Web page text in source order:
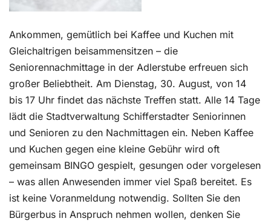
Ankommen, gemütlich bei Kaffee und Kuchen mit
Gleichaltrigen beisammensitzen – die
Seniorennachmittage in der Adlerstube erfreuen sich
großer Beliebtheit. Am Dienstag, 30. August, von 14
bis 17 Uhr findet das nächste Treffen statt. Alle 14 Tage
lädt die Stadtverwaltung Schifferstadter Seniorinnen
und Senioren zu den Nachmittagen ein. Neben Kaffee
und Kuchen gegen eine kleine Gebühr wird oft
gemeinsam BINGO gespielt, gesungen oder vorgelesen
– was allen Anwesenden immer viel Spaß bereitet. Es
ist keine Voranmeldung notwendig. Sollten Sie den
Bürgerbus in Anspruch nehmen wollen, denken Sie